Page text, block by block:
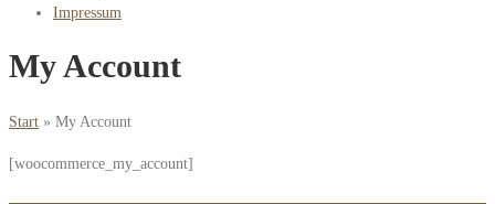
Impressum
My Account
Start » My Account
[woocommerce_my_account]